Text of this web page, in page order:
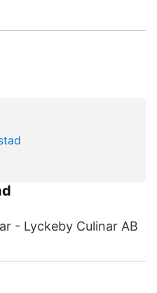
- Lyckeby Culinar AB